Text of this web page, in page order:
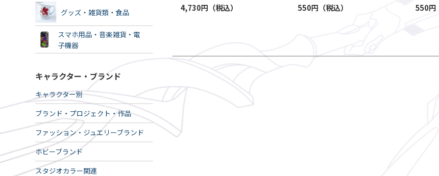
グッズ・雑貨類・食品
スマホ用品・音楽雑貨・電
子機器
キャラクター・ブランド
キャラクター別
ブランド・プロジェクト・作品
ファッション・ジュエリーブランド
ホビーブランド
スタジオカラー関連
バッジ付
4,730円 550円 550円